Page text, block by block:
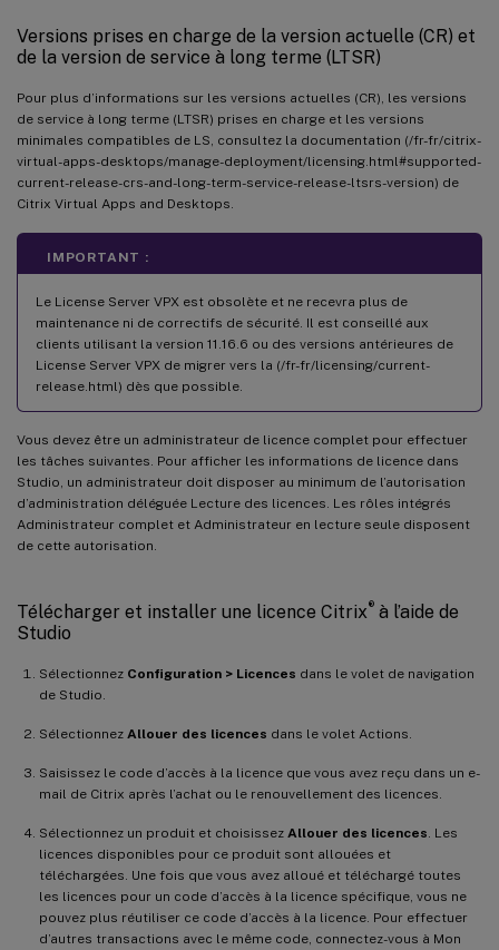
Versions prises en charge de la version actuelle (CR) et
de la version de service à long terme (LTSR)
Pour plus d’informations sur les versions actuelles (CR), les versions
de service à long terme (LTSR) prises en charge et les versions
minimales compatibles de LS, consultez la documentation (/fr-fr/citrix-
virtual-apps-desktops/manage-deployment/licensing.html#supported-
current-release-crs-and-long-term-service-release-ltsrs-version) de
Citrix Virtual Apps and Desktops.
IMPORTANT :
Le License Server VPX est obsolète et ne recevra plus de
maintenance ni de correctifs de sécurité. Il est conseillé aux
clients utilisant la version 11.16.6 ou des versions antérieures de
License Server VPX de migrer vers la (/fr-fr/licensing/current-
release.html) dès que possible.
Vous devez être un administrateur de licence complet pour effectuer
les tâches suivantes. Pour afficher les informations de licence dans
Studio, un administrateur doit disposer au minimum de l’autorisation
d’administration déléguée Lecture des licences. Les rôles intégrés
Administrateur complet et Administrateur en lecture seule disposent
de cette autorisation.
Télécharger et installer une licence Citrix®à l’aide de
Studio
Sélectionnez Configuration > Licences dans le volet de navigation
de Studio.
Sélectionnez Allouer des licences dans le volet Actions.
Saisissez le code d’accès à la licence que vous avez reçu dans un e-
mail de Citrix après l’achat ou le renouvellement des licences.
Sélectionnez un produit et choisissez Allouer des licences . Les
licences disponibles pour ce produit sont allouées et
téléchargées. Une fois que vous avez alloué et téléchargé toutes
les licences pour un code d’accès à la licence spécifique, vous ne
pouvez plus réutiliser ce code d’accès à la licence. Pour effectuer
d’autres transactions avec le même code, connectez-vous à Mon